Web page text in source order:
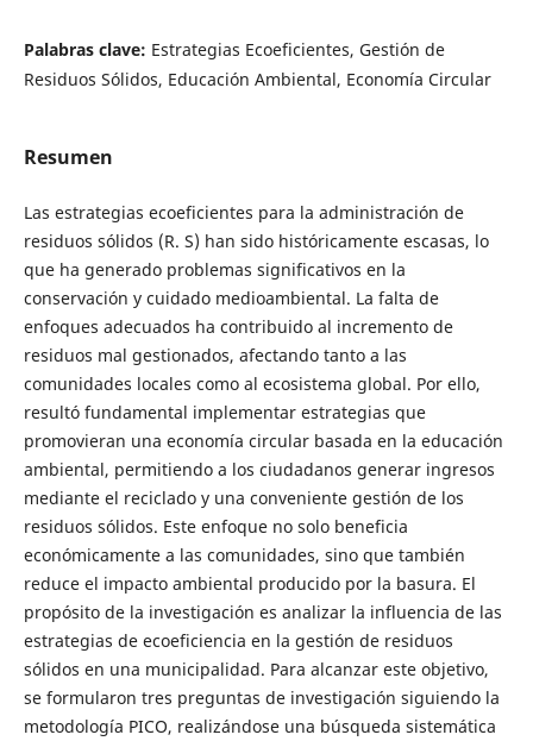
Palabras clave: Estrategias Ecoeficientes, Gestión de
Residuos Sólidos, Educación Ambiental, Economía Circular
Resumen
Las estrategias ecoeficientes para la administración de
residuos sólidos (R. S) han sido históricamente escasas, lo
que ha generado problemas significativos en la
conservación y cuidado medioambiental. La falta de
enfoques adecuados ha contribuido al incremento de
residuos mal gestionados, afectando tanto a las
comunidades locales como al ecosistema global. Por ello,
resultó fundamental implementar estrategias que
promovieran una economía circular basada en la educación
ambiental, permitiendo a los ciudadanos generar ingresos
mediante el reciclado y una conveniente gestión de los
residuos sólidos. Este enfoque no solo beneficia
económicamente a las comunidades, sino que también
reduce el impacto ambiental producido por la basura. El
propósito de la investigación es analizar la influencia de las
estrategias de ecoeficiencia en la gestión de residuos
sólidos en una municipalidad. Para alcanzar este objetivo,
se formularon tres preguntas de investigación siguiendo la
metodología PICO, realizándose una búsqueda sistemática